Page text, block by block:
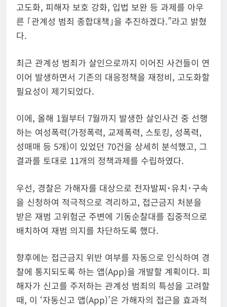
고도화, 피해자 보호 강화, 입법 보완 등 과제를 아우
른 ｢관계성 범죄 종합대책｣을 추진하겠다.”라고 밝혔
다.
최근 관계성 범죄가 살인으로까지 이어진 사건들이 연
이어 발생하면서 기존의 대응정책을 재정비, 고도화할
필요성이 제기되었다.
이에, 올해 1월부터 7월까지 발생한 살인사건 중 선행
하는 여성폭력(가정폭력, 교제폭력, 스토킹, 성폭력,
성매매 등 5개)이 있었던 70건을 상세히 분석했고, 그
결과를 토대로 11개의 정책과제를 수립하였다.
우선, 경찰은 가해자를 대상으로 전자발찌･유치･구속
을 신청하여 적극적으로 격리하고, 접근금지 처분을
받은 재범 고위험군 주변에 기동순찰대를 집중적으로
배치하여 재범 의지를 차단하도록 했다.
향후에는 접근금지 위반 여부를 자동으로 인식하여 경
찰에 통지되도록 하는 앱(App)을 개발할 계획이다. 피
해자가 신고를 주저하는 관계성 범죄의 특성을 고려할
때, 이 ‘자동신고 앱(App)’은 가해자의 접근을 효과적